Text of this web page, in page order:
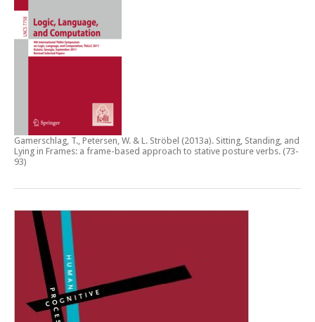
Gamerschlag, T., Petersen, W. & L. Ströbel (2013a). Sitting, Standing, and
Lying in Frames: a frame-based approach to stative posture verbs. (73-
93)